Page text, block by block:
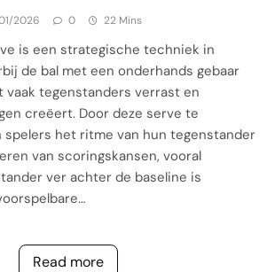
2026 0 22 Mins
is een strategische techniek in
de bal met een onderhands gebaar
vaak tegenstanders verrast en
creëert. Door deze serve te
spelers het ritme van hun tegenstander
van scoringskansen, vooral
ver achter de baseline is
Read more